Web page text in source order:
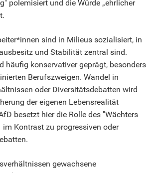
polemisiert und die Würde „ehrlicher
sind in Milieus sozialisiert, in
und Stabilität zentral sind.
häufig konservativer geprägt, besonders
Berufszweigen. Wandel in
oder Diversitätsdebatten wird
der eigenen Lebensrealität
besetzt hier die Rolle des "Wächters
Kontrast zu progressiven oder
gewachsene